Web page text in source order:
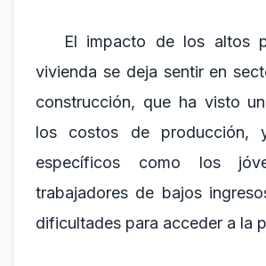
El impacto de los altos
vivienda se deja sentir en
construcción, que ha visto
los costos de producción,
específicos como los
trabajadores de bajos
dificultades para acceder a la